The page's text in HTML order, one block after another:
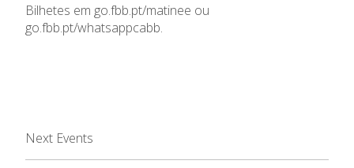
Bilhetes em go.fbb.pt/matinee ou
go.fbb.pt/whatsappcabb.
Next Events